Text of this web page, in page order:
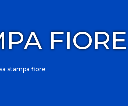
FIORE
stampa fiore